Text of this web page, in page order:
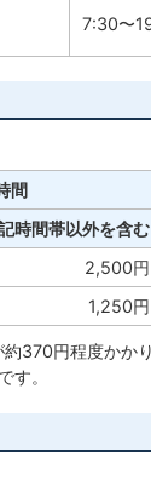
7:30〜
間
時間帯以外を含む
2,500円
1,250円
370円程度かかり
す。